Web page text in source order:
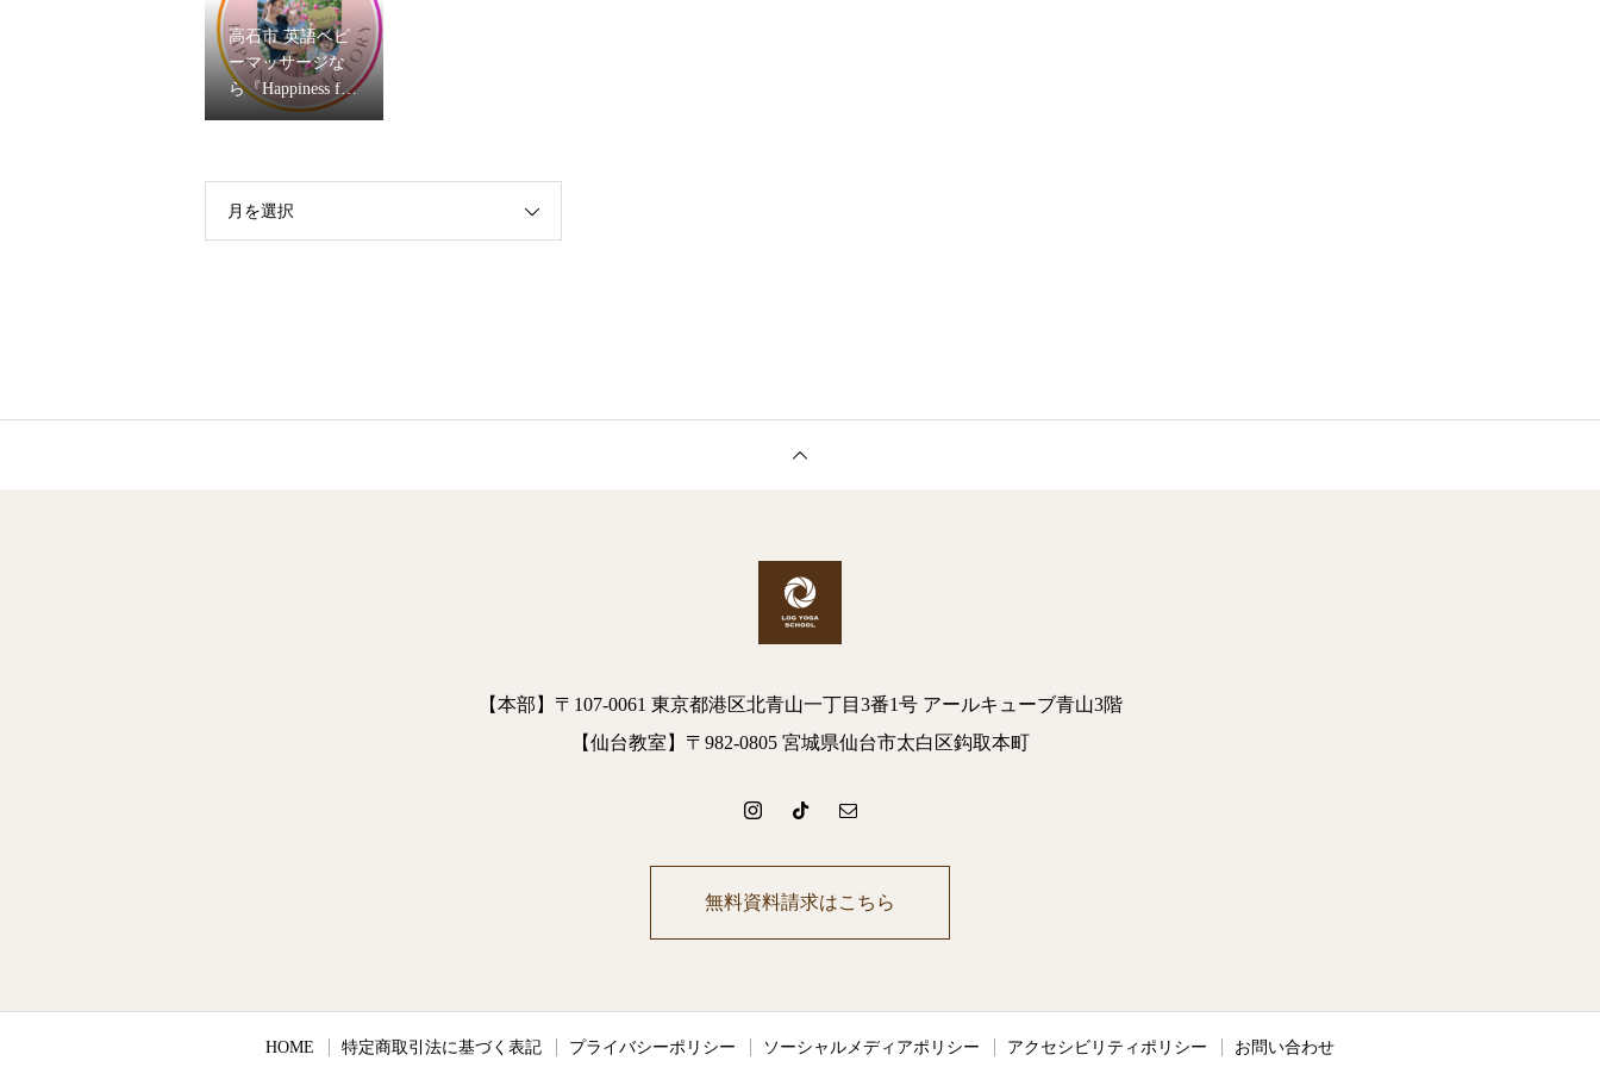
高石市 英語ベビ
ーマッサージな
ら『Happiness fact
ory』はるか先生
月を選択
【本部】〒107-0061 東京都港区北青山一丁目3番1号 アールキューブ青山3階
【仙台教室】〒982-0805 宮城県仙台市太白区鈎取本町
無料資料請求はこちら
HOME 特定商取引法に基づく表記 プライバシーポリシー ソーシャルメディアポリシー アクセシビリティポリシー お問い合わせ